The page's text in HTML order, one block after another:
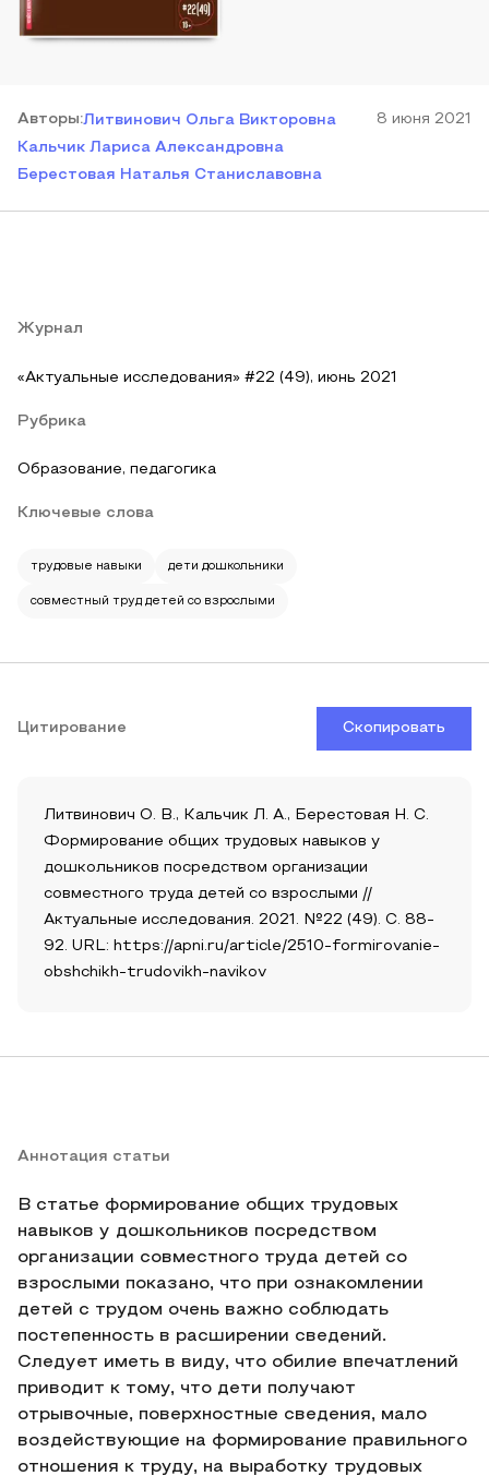
Авторы:Литвинович Ольга Викторовна
Кальчик Лариса Александровна
Берестовая Наталья Станиславовна
8 июня 2021
Журнал
«Актуальные исследования» #22 (49), июнь 2021
Рубрика
Образование, педагогика
Ключевые слова
трудовые навыки дети дошкольники
совместный труд детей со взрослыми
Цитирование Скопировать
Литвинович О. В., Кальчик Л. А., Берестовая Н. С.
Формирование общих трудовых навыков у
дошкольников посредством организации
совместного труда детей со взрослыми //
Актуальные исследования. 2021. №22 (49). С. 88-
92. URL: https://apni.ru/article/2510-formirovanie-
obshchikh-trudovikh-navikov
Аннотация статьи
В статье формирование общих трудовых
навыков у дошкольников посредством
организации совместного труда детей со
взрослыми показано, что при ознакомлении
детей с трудом очень важно соблюдать
постепенность в расширении сведений.
Следует иметь в виду, что обилие впечатлений
приводит к тому, что дети получают
отрывочные, поверхностные сведения, мало
воздействующие на формирование правильного
отношения к труду, на выработку трудовых